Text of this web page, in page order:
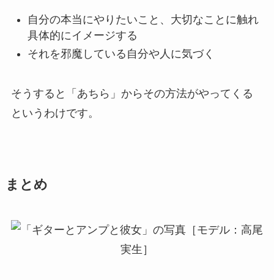
自分の本当にやりたいこと、大切なことに触れ
具体的にイメージする
それを邪魔している自分や人に気づく
そうすると「あちら」からその方法がやってくる
というわけです。
まとめ